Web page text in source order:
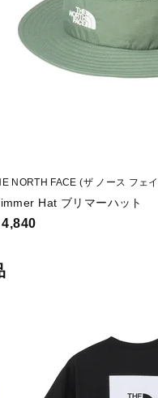
、掲載画像と実際の商品の
NORTH FACE (ザ ノース フェ
Hat ブリマーハット
4,840